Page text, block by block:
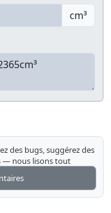
cm³
des bugs, suggérez des
— nous lisons tout